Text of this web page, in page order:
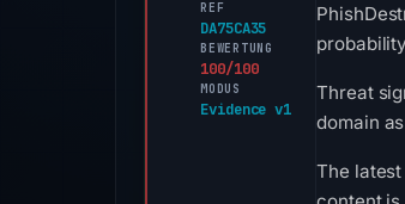
REF
DA75CA35
BEWERTUNG
100/100
MODUS
Evidence v1
Threat
domain
The